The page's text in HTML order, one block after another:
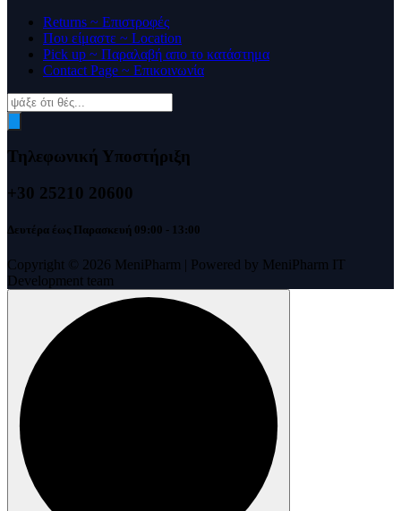
Returns ~ Επιστροφές
Που είμαστε ~ Location
Pick up ~ Παραλαβή απο το κατάστημα
Contact Page ~ Επικοινωνία
Products
search
Τηλεφωνική Υποστήριξη
+30 25210 20600
Δευτέρα έως Παρασκευή 09:00 - 13:00
Copyright © 2026 MeniPharm | Powered by MeniPharm IT
Development team